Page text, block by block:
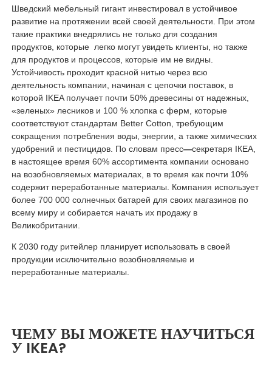
Шведский мебельный гигант инвестировал в устойчивое
развитие на протяжении всей своей деятельности. При этом
такие практики внедрялись не только для создания
продуктов, которые легко могут увидеть клиенты, но также
для продуктов и процессов, которые им не видны.
Устойчивость проходит красной нитью через всю
деятельность компании, начиная с цепочки поставок, в
которой IKEA получает почти 50% древесины от надежных,
«зеленых» лесников и 100 % хлопка с ферм, которые
соответствуют стандартам Better Cotton, требующим
сокращения потребления воды, энергии, а также химических
удобрений и пестицидов. По словам пресс—секретаря IКЕА,
в настоящее время 60% ассортимента компании основано
на возобновляемых материалах, в то время как почти 10%
содержит переработанные материалы. Компания использует
более 700 000 солнечных батарей для своих магазинов по
всему миру и собирается начать их продажу в
Великобритании.
К 2030 году ритейлер планирует использовать в своей
продукции исключительно возобновляемые и
переработанные материалы.
ЧЕМУ ВЫ МОЖЕТЕ НАУЧИТЬСЯ
У IKEA?